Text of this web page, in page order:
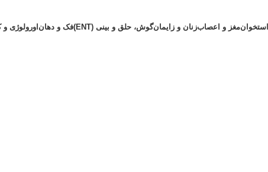
مغز و اعصابزنان و زایمانگوش، حلق و بینی (ENT) فک و دهان اورولوژی و